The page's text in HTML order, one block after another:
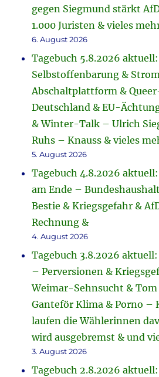
gegen Siegmund stärkt
1.000 Juristen & vieles
6. August 2026
Tagebuch 5.8.2026
Selbstoffenbarung &
Abschaltplattform &
Deutschland & EU-
& Winter-Talk – Ulrich
Ruhs – Knauss & vieles
5. August 2026
Tagebuch 4.8.2026
am Ende –
Bestie & Kriegsgefahr &
Rechnung &
4. August 2026
Tagebuch 3.8.2026
– Perversionen &
Weimar-Sehnsucht &
Ganteför Klima & Porno –
laufen die Wählerinnen
wird ausgebremst & und
3. August 2026
Tagebuch 2.8.2026